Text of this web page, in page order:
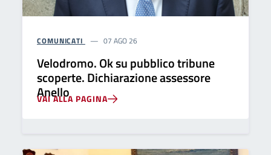
COMUNICATI 07 AGO 26
Velodromo. Ok su pubblico tribune
scoperte. Dichiarazione assessore
Anello
VAI ALLA PAGINA